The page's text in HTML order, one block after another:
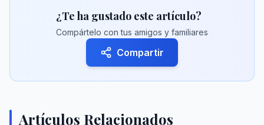
¿Te ha gustado este artículo?
Compártelo con tus amigos y familiares
Compartir
Artículos Relacionados